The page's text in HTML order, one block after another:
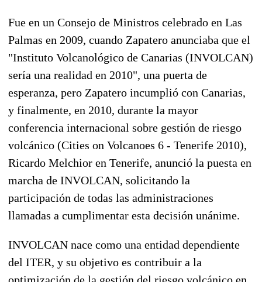
Fue en un Consejo de Ministros celebrado en Las
Palmas en 2009, cuando Zapatero anunciaba que el
"Instituto Volcanológico de Canarias (INVOLCAN)
sería una realidad en 2010", una puerta de
esperanza, pero Zapatero incumplió con Canarias,
y finalmente, en 2010, durante la mayor
conferencia internacional sobre gestión de riesgo
volcánico (Cities on Volcanoes 6 - Tenerife 2010),
Ricardo Melchior en Tenerife, anunció la puesta en
marcha de INVOLCAN, solicitando la
participación de todas las administraciones
llamadas a cumplimentar esta decisión unánime.
INVOLCAN nace como una entidad dependiente
del ITER, y su objetivo es contribuir a la